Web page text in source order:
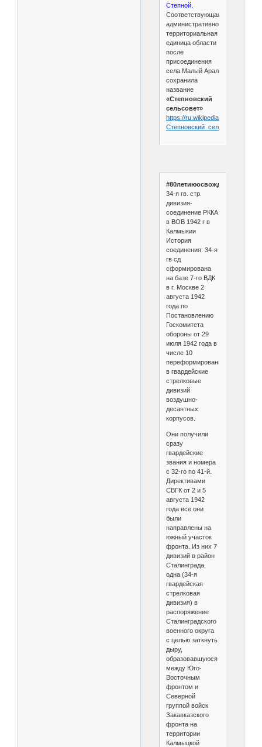
Степной.
Соответствующая
административно-
территориальная
единица области
после
присоединения
села Малый Арал
сохранила
название
«Степновский
сельсовет»
https://ru.wikipedia.org/wiki/
Степновский_сельсовет_
#80летиюосвожденииЭлисты
34-я гв. стр.
дивизия-
соединение РККА
в ВОВ 1942 г в
Калмыкии
История
соединения: 34-я
гв сд
сформирована
на базе 7-го ВДК
в г. Москве 2
августа 1942
года по
Постановлению
Госкомитета
обороны от 29
июля 1942 года в
числе 10
переформированных
в гвардейские
стрелковые
дивизий
воздушно-
десантных
корпусов.
Они получили
сразу
гвардейские
звания и номера
с 32-го по 41-й.
Директивами
СВГК от 2 и 5
августа 1942
года все они
были
направлены на
южный участок
фронта. Из них 7
дивизий в район
Сталинграда,
одна (34-я
гвардейская
стрелковая
дивизия) в
распоряжение
Сталинградского
военного округа
с целью заткнуть
дыру,
образовавшуюся
между Юго-
Восточным
фронтом и
Северной
группой войск
Закавказского
фронта на
территории
Калмыцкой